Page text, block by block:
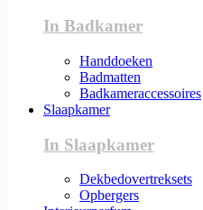
In Badkamer
Handdoeken
Badmatten
Badkameraccessoires
Slaapkamer
In Slaapkamer
Dekbedovertreksets
Opbergers